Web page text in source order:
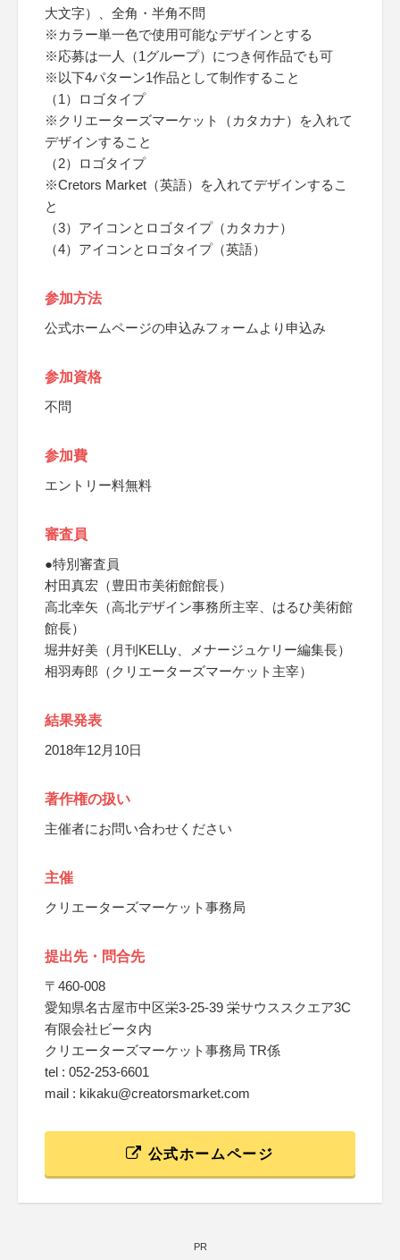
大文字）、全角・半角不問
※カラー単一色で使用可能なデザインとする
※応募は一人（1グループ）につき何作品でも可
※以下4パターン1作品として制作すること
（1）ロゴタイプ
※クリエーターズマーケット（カタカナ）を入れて
デザインすること
（2）ロゴタイプ
※Cretors Market（英語）を入れてデザインするこ
と
（3）アイコンとロゴタイプ（カタカナ）
（4）アイコンとロゴタイプ（英語）
参加方法
公式ホームページの申込みフォームより申込み
参加資格
不問
参加費
エントリー料無料
審査員
●特別審査員
村田真宏（豊田市美術館館長）
高北幸矢（高北デザイン事務所主宰、はるひ美術館
館長）
堀井好美（月刊KELLy、メナージュケリー編集長）
相羽寿郎（クリエーターズマーケット主宰）
結果発表
2018年12月10日
著作権の扱い
主催者にお問い合わせください
主催
クリエーターズマーケット事務局
提出先・問合先
〒460-008
愛知県名古屋市中区栄3-25-39 栄サウススクエア3C
有限会社ビータ内
クリエーターズマーケット事務局 TR係
tel : 052-253-6601
mail : kikaku@creatorsmarket.com
公式ホームページ
PR